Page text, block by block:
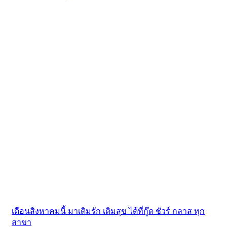
เดือนสิงหาคมนี้ มาเติมรัก เติมสุข ได้ที่กู๊ด ชัวร์ กลาส ทุก
สาขา